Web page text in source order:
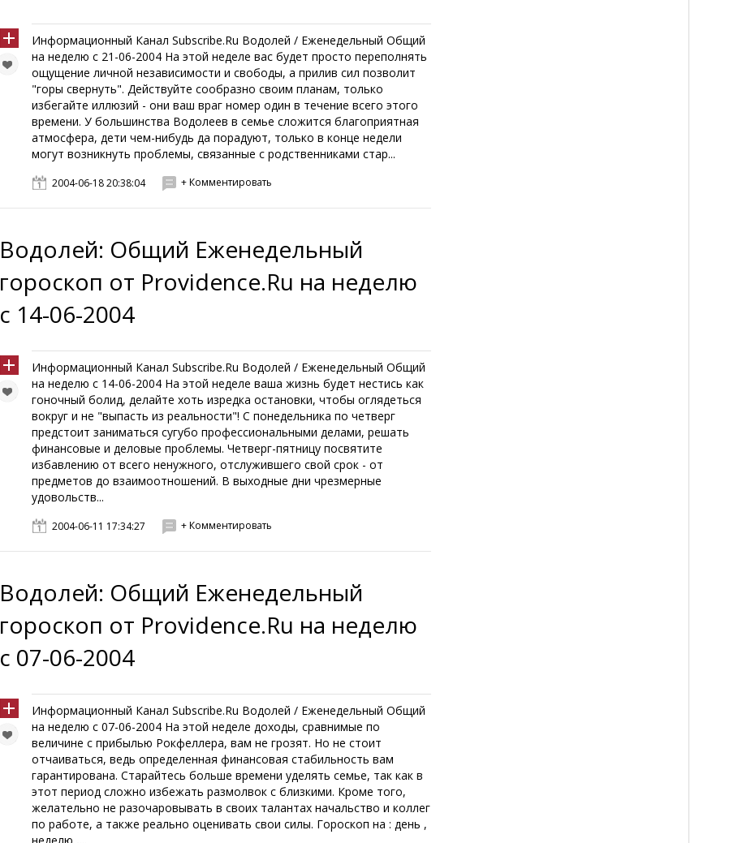
Информационный Канал Subscribe.Ru Водолей / Еженедельный Общий
на неделю с 21-06-2004 На этой неделе вас будет просто переполнять
ощущение личной независимости и свободы, а прилив сил позволит
"горы свернуть". Действуйте сообразно своим планам, только
избегайте иллюзий - они ваш враг номер один в течение всего этого
времени. У большинства Водолеев в семье сложится благоприятная
атмосфера, дети чем-нибудь да порадуют, только в конце недели
могут возникнуть проблемы, связанные с родственниками стар...
2004-06-18 20:38:04 + Комментировать
Водолей: Общий Еженедельный
гороскоп от Providence.Ru на неделю
с 14-06-2004
Информационный Канал Subscribe.Ru Водолей / Еженедельный Общий
на неделю с 14-06-2004 На этой неделе ваша жизнь будет нестись как
гоночный болид, делайте хоть изредка остановки, чтобы оглядеться
вокруг и не "выпасть из реальности"! С понедельника по четверг
предстоит заниматься сугубо профессиональными делами, решать
финансовые и деловые проблемы. Четверг-пятницу посвятите
избавлению от всего ненужного, отслужившего свой срок - от
предметов до взаимоотношений. В выходные дни чрезмерные
удовольств...
2004-06-11 17:34:27 + Комментировать
Водолей: Общий Еженедельный
гороскоп от Providence.Ru на неделю
с 07-06-2004
Информационный Канал Subscribe.Ru Водолей / Еженедельный Общий
на неделю с 07-06-2004 На этой неделе доходы, сравнимые по
величине с прибылью Рокфеллера, вам не грозят. Но не стоит
отчаиваться, ведь определенная финансовая стабильность вам
гарантирована. Старайтесь больше времени уделять семье, так как в
этот период сложно избежать размолвок с близкими. Кроме того,
желательно не разочаровывать в своих талантах начальство и коллег
по работе, а также реально оценивать свои силы. Гороскоп на : день ,